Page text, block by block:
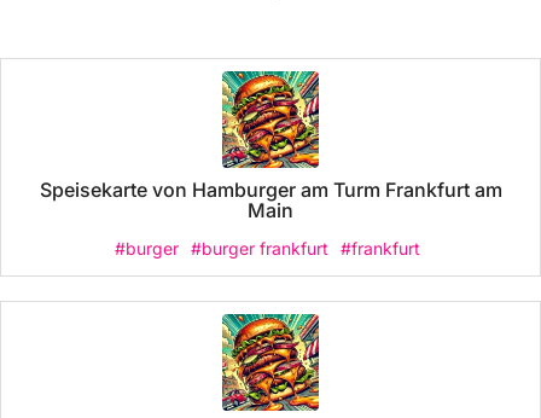
Speisekarte von Hamburger am Turm Frankfurt am
Main
#burger #burger frankfurt #frankfurt